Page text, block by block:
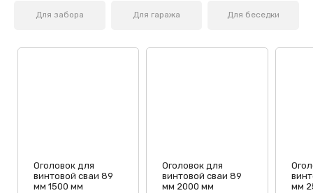
Для забора Для гаража Для беседки
Оголовок для
винтовой сваи 89
мм 1500 мм
Оголовок для
винтовой сваи 89
мм 2000 мм
мм